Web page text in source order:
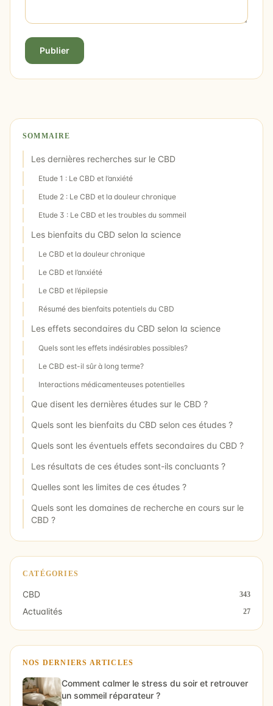
Publier
SOMMAIRE
Les dernières recherches sur le CBD
Etude 1 : Le CBD et l’anxiété
Etude 2 : Le CBD et la douleur chronique
Etude 3 : Le CBD et les troubles du sommeil
Les bienfaits du CBD selon la science
Le CBD et la douleur chronique
Le CBD et l’anxiété
Le CBD et l’épilepsie
Résumé des bienfaits potentiels du CBD
Les effets secondaires du CBD selon la science
Quels sont les effets indésirables possibles?
Le CBD est-il sûr à long terme?
Interactions médicamenteuses potentielles
Que disent les dernières études sur le CBD ?
Quels sont les bienfaits du CBD selon ces études ?
Quels sont les éventuels effets secondaires du CBD ?
Les résultats de ces études sont-ils concluants ?
Quelles sont les limites de ces études ?
Quels sont les domaines de recherche en cours sur le
CBD ?
CATÉGORIES
CBD 343
Actualités 27
NOS DERNIERS ARTICLES
Comment calmer le stress du soir et retrouver
un sommeil réparateur ?